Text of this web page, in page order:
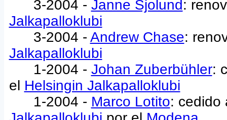
3-2004 - Janne Sjolund:
Jalkapalloklubi
3-2004 - Andrew Chase:
Jalkapalloklubi
1-2004 - Johan Zuberbühler:
el Helsingin Jalkapalloklubi
1-2004 - Marco Lotito: